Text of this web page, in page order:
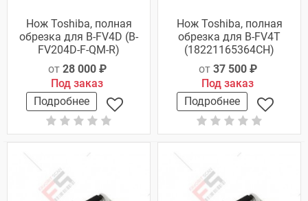
Нож Toshiba, полная
обрезка для B-FV4D (B-
FV204D-F-QM-R)
от 28 000 ₽
Под заказ
Подробнее
Нож Toshiba, полная
обрезка для B-FV4T
(18221165364CH)
от 37 500 ₽
Под заказ
Подробнее